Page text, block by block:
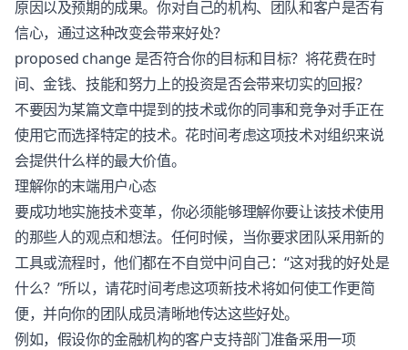
原因以及预期的成果。你对自己的机构、团队和客户是否有
信心，通过这种改变会带来好处？
proposed change 是否符合你的目标和目标？将花费在时
间、金钱、技能和努力上的投资是否会带来切实的回报？
不要因为某篇文章中提到的技术或你的同事和竞争对手正在
使用它而选择特定的技术。花时间考虑这项技术对组织来说
会提供什么样的最大价值。
理解你的末端用户心态
要成功地实施技术变革，你必须能够理解你要让该技术使用
的那些人的观点和想法。任何时候，当你要求团队采用新的
工具或流程时，他们都在不自觉中问自己：“这对我的好处是
什么？”所以，请花时间考虑这项新技术将如何使工作更简
便，并向你的团队成员清晰地传达这些好处。
例如，假设你的金融机构的客户支持部门准备采用一项